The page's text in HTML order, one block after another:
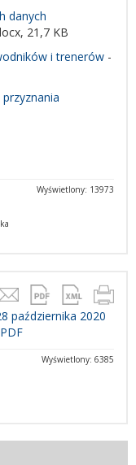
danych
21,7 KB
i trenerów -
Wyświetlony: 13973
października 2020
Wyświetlony: 6385